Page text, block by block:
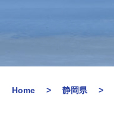
Home 静岡県